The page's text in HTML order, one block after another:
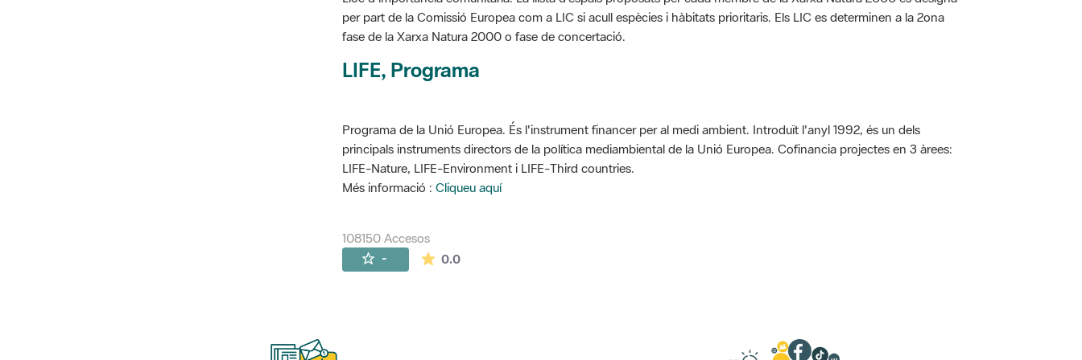
per part de la Comissió Europea com a LIC si acull espècies i hàbitats prioritaris. Els LIC es determinen a la 2ona
fase de la Xarxa Natura 2000 o fase de concertació.
LIFE, Programa
Programa de la Unió Europea. És l'instrument financer per al medi ambient. Introduït l'anyl 1992, és un dels
principals instruments directors de la política mediambiental de la Unió Europea. Cofinancia projectes en 3 àrees:
LIFE-Nature, LIFE-Environment i LIFE-Third countries.
Més informació : Cliqueu aquí
108150 Accesos
- 0.0La valoración media es de 0 estrellas de 5.